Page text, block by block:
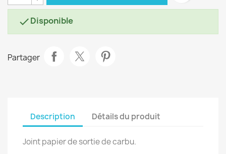
Disponible
Partager
Description Détails du produit
Joint papier de sortie de carbu.